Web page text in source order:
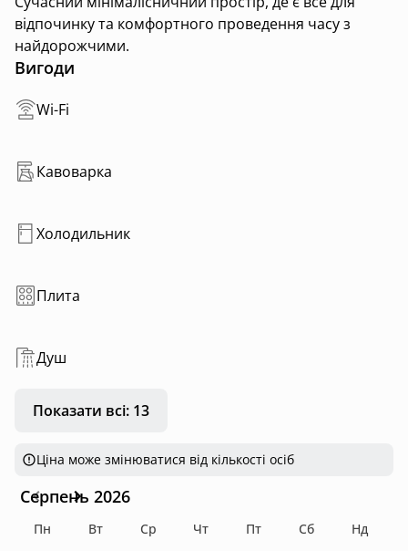
відпочинку та комфортного проведення часу з
найдорожчими.
Вигоди
Wi-Fi
Кавоварка
Холодильник
Плита
Душ
Показати всі: 13
Ціна може змінюватися від кількості осіб
Серпень 2026
Пн Вт Ср Чт Пт Сб Нд